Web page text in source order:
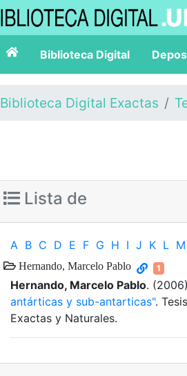
Biblioteca Digital
Biblioteca Digital Exactas
Lista de
A B C D E F G H I J K L M
Hernando, Marcelo Pablo 1
Hernando, Marcelo Pablo.
antárticas y sub-antarticas".
Exactas y Naturales.